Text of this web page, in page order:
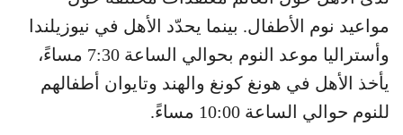
مواعيد نوم الأطفال. بينما يحدّد الأهل في نيوزيلندا
وأستراليا موعد النوم بحوالي الساعة 7:30 مساءً،
يأخذ الأهل في هونغ كونغ والهند وتايوان أطفالهم
للنوم حوالي الساعة 10:00 مساءً.